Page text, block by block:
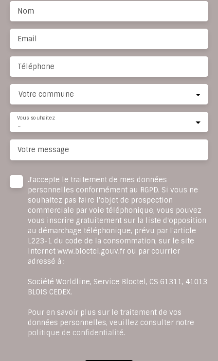
Nom
Email
Téléphone
Votre commune
-
Vous souhaitez
Votre message
J'accepte le traitement de mes données
personnelles conformément au RGPD. Si vous ne
souhaitez pas faire l'objet de prospection
commerciale par voie téléphonique, vous pouvez
vous inscrire gratuitement sur la liste d'opposition
au démarchage téléphonique, prévu par l'article
L223-1 du code de la consommation, sur le site
Internet www.bloctel.gouv.fr ou par courrier
adressé à :
Société Worldline, Service Bloctel, CS 61311, 41013
BLOIS CEDEX.
Pour en savoir plus sur le traitement de vos
données personnelles, veuillez consulter notre
politique de confidentialité.